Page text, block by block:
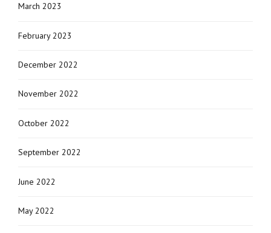
March 2023
February 2023
December 2022
November 2022
October 2022
September 2022
June 2022
May 2022